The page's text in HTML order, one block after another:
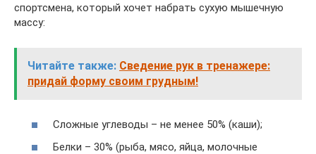
спортсмена, который хочет набрать сухую мышечную
массу:
Читайте также: Сведение рук в тренажере:
придай форму своим грудным!
Сложные углеводы – не менее 50% (каши);
Белки – 30% (рыба, мясо, яйца, молочные